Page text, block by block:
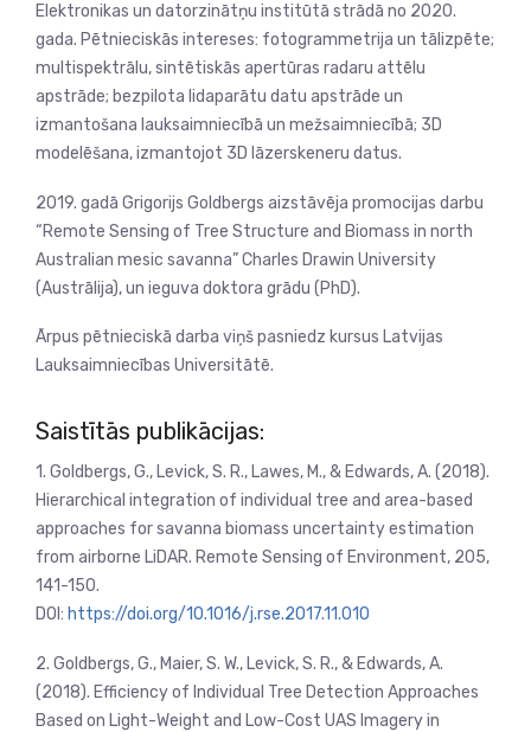
Elektronikas un datorzinātņu institūtā strādā no 2020.
gada. Pētnieciskās intereses: fotogrammetrija un tālizpēte;
multispektrālu, sintētiskās apertūras radaru attēlu
apstrāde; bezpilota lidaparātu datu apstrāde un
izmantošana lauksaimniecībā un mežsaimniecībā; 3D
modelēšana, izmantojot 3D lāzerskeneru datus.
2019. gadā Grigorijs Goldbergs aizstāvēja promocijas darbu
“Remote Sensing of Tree Structure and Biomass in north
Australian mesic savanna” Charles Drawin University
(Austrālija), un ieguva doktora grādu (PhD).
Ārpus pētnieciskā darba viņš pasniedz kursus Latvijas
Lauksaimniecības Universitātē.
Saistītās publikācijas:
1. Goldbergs, G., Levick, S. R., Lawes, M., & Edwards, A. (2018).
Hierarchical integration of individual tree and area-based
approaches for savanna biomass uncertainty estimation
from airborne LiDAR. Remote Sensing of Environment, 205,
141-150.
DOI: https://doi.org/10.1016/j.rse.2017.11.010
2. Goldbergs, G., Maier, S. W., Levick, S. R., & Edwards, A.
(2018). Efficiency of Individual Tree Detection Approaches
Based on Light-Weight and Low-Cost UAS Imagery in